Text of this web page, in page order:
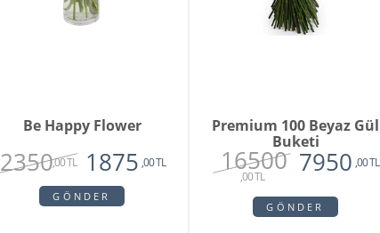
Be Happy Flower
2350,00 TL 1875 ,00 TL
GÖNDER
Premium 100 Beyaz Gül
Buketi
16500
,00 TL 7950 ,00 TL
GÖNDER